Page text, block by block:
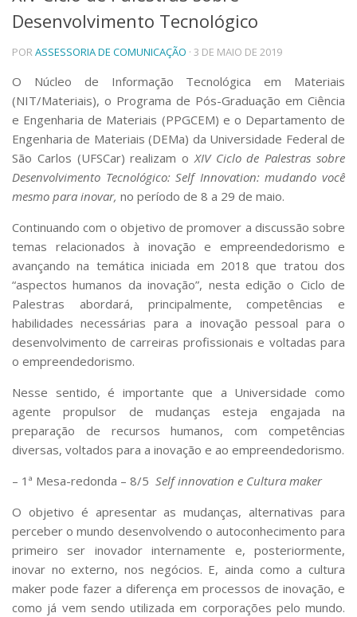
Telefones e Mapas
Pessoas
Ensino
Graduação
Pós-Graduação
Educação a distância
Pesquisa e Inovação
Linhas de Pesquisa
Centros, Núcleos e Projetos em Rede
Iniciação Científica
Transferência de Tecnologia
Empresas Juniores
Extensão à Comunidade
Projetos, Programas e Cursos
Artes, Cultura e Esportes
Museus e Espaços Interativos
Serviços
Bibliotecas
Apoio ao Estudante
Segurança, Trânsito e Prevenção
RH, Administrativo e Financeiro
Outros serviços
Comunicação
Aplicativos e Sites
Jornal da USP
Agenda de Eventos
Defesa de Teses
Desenvolvimento Tecnológico
PORASSESSORIA DE COMUNICAÇÃO · 3 DE MAIO DE 2019
O Núcleo de Informação Tecnológica em Materiais
(NIT/Materiais), o Programa de Pós-Graduação em Ciência
e Engenharia de Materiais (PPGCEM) e o Departamento de
Engenharia de Materiais (DEMa) da Universidade Federal de
São Carlos (UFSCar) realizam o XIV Ciclo de Palestras sobre
Desenvolvimento Tecnológico: Self Innovation: mudando você
mesmo para inovar, no período de 8 a 29 de maio.
Continuando com o objetivo de promover a discussão sobre
temas relacionados à inovação e empreendedorismo e
avançando na temática iniciada em 2018 que tratou dos
“aspectos humanos da inovação”, nesta edição o Ciclo de
Palestras abordará, principalmente, competências e
habilidades necessárias para a inovação pessoal para o
desenvolvimento de carreiras profissionais e voltadas para
o empreendedorismo.
Nesse sentido, é importante que a Universidade como
agente propulsor de mudanças esteja engajada na
preparação de recursos humanos, com competências
diversas, voltados para a inovação e ao empreendedorismo.
– 1ª Mesa-redonda – 8/5 Self innovation e Cultura maker
O objetivo é apresentar as mudanças, alternativas para
perceber o mundo desenvolvendo o autoconhecimento para
primeiro ser inovador internamente e, posteriormente,
inovar no externo, nos negócios. E, ainda como a cultura
maker pode fazer a diferença em processos de inovação, e
como já vem sendo utilizada em corporações pelo mundo.